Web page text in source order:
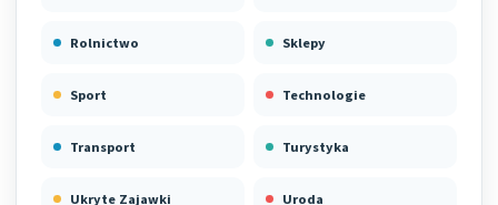
Rolnictwo Sklepy
Sport Technologie
Transport Turystyka
Ukryte Zajawki Uroda